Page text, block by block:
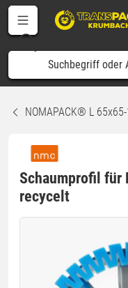
NOMAPACK® L
Schaumprofil für
recycelt